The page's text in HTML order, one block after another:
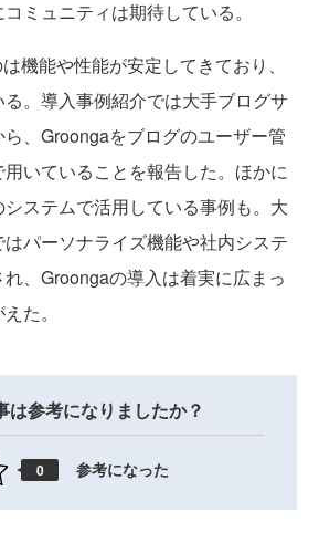
ミュニティは期待している。
機能や性能が安定してきており、
。導入事例紹介では大手ブログサ
、Groongaをブログのユーザー管
いていることを報告した。ほかに
ステムで活用している事例も。大
パーソナライズ機能や社内システ
、Groongaの導入は着実に広まっ
た。
は参考になりましたか？
0 参考になった